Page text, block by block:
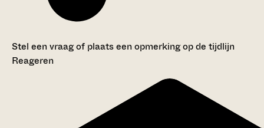
Stel een vraag of plaats een opmerking op de tijdlijn
Reageren